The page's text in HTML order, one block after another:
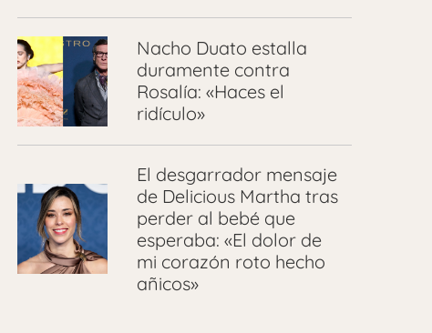
Nacho Duato estalla
duramente contra
Rosalía: «Haces el
ridículo»
El desgarrador mensaje
de Delicious Martha tras
perder al bebé que
esperaba: «El dolor de
mi corazón roto hecho
añicos»